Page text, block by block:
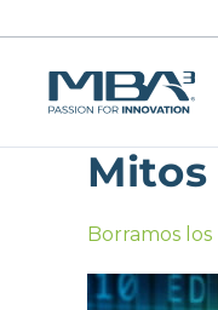
Borramos